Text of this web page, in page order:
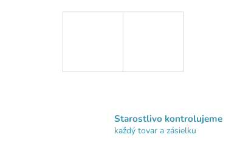
Starostlivo kontrolujeme
každý tovar a zásielku